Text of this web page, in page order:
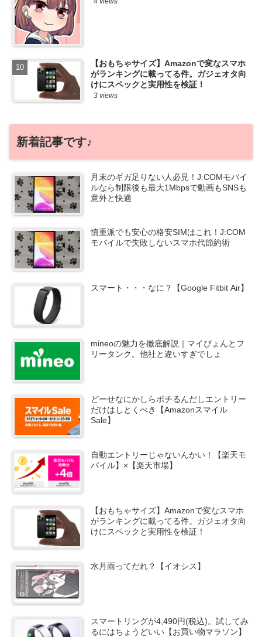
【おもちゃサイズ】Amazonで変なスマホ
がランキングに載ってる件。ガジェオタ向
けにスペックと実用性を検証！
3 views
新着記事です♪
月末のギガ足りない人必見！J:COMモバイ
ルなら制限後も最大1Mbpsで動画もSNSも
意外と快適
慎重派でも安心の格安SIMはこれ！J:COM
モバイルで失敗しないスマホ代節約術
スマート・・・なに？【Google Fitbit Air】
mineoの魅力を徹底解説｜マイぴょんとフ
リータンク。他社と違いすぎでしょ
どーせなにかしらポチるんだしエントリー
だけはしとくべき【Amazonスマイル
Sale】
自動エントリーじゃないんかい！【楽天モ
バイル】×【楽天市場】
【おもちゃサイズ】Amazonで変なスマホ
がランキングに載ってる件。ガジェオタ向
けにスペックと実用性を検証！
水月雨ってだれ？【イオシス】
スマートリングが4,490円(税込)。試してみ
るにはちょうどいい【お買い物マラソン】